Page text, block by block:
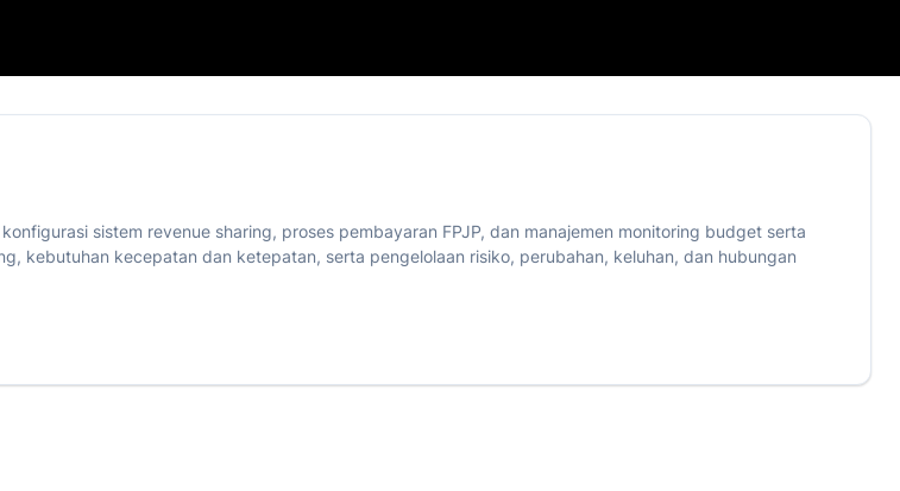
sistem revenue sharing, proses pembayaran FPJP, dan manajemen monitoring budget serta
kebutuhan kecepatan dan ketepatan, serta pengelolaan risiko, perubahan, keluhan, dan hubungan